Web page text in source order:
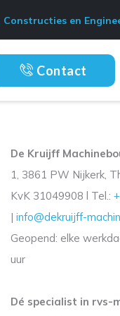
Constructies en
Contact
De Kruijff
1, 3861 PW Nijkerk,
KvK 31049908 l Tel.:
| info@dekruijff-
Geopend: elke
uur
Dé specialist in rvs-